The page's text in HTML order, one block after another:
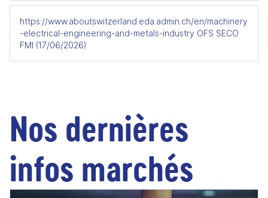
https://www.aboutswitzerland.eda.admin.ch/en/machinery
-electrical-engineering-and-metals-industry OFS SECO
FMI (17/06/2026)
Nos dernières
infos marchés